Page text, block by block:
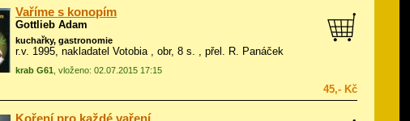
Vaříme s konopím
Gottlieb Adam
kuchařky, gastronomie
r.v. 1995, nakladatel Votobia , obr, 8 s. , přel. R. Panáček
krab G61 , vloženo: 02.07.2015 17:15
45,- Kč
Koření pro každé vaření